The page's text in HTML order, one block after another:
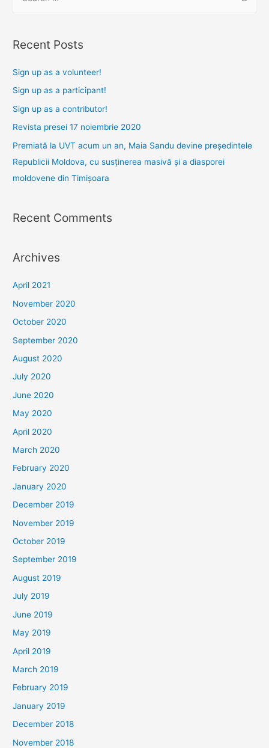
Schimburi
de
noi
proiecte
de
cercetare
–
r
h
f
o
Recent Posts
Sign up as a volunteer!
Sign up as a participant!
Sign up as a contributor!
Revista presei 17 noiembrie 2020
Premiată la UVT acum un an, Maia Sandu devine președintele
Republicii Moldova, cu susținerea masivă și a diasporei
moldovene din Timișoara
Recent Comments
Archives
April 2021
November 2020
October 2020
September 2020
August 2020
July 2020
June 2020
May 2020
April 2020
March 2020
February 2020
January 2020
December 2019
November 2019
October 2019
September 2019
August 2019
July 2019
June 2019
May 2019
April 2019
March 2019
February 2019
January 2019
December 2018
November 2018